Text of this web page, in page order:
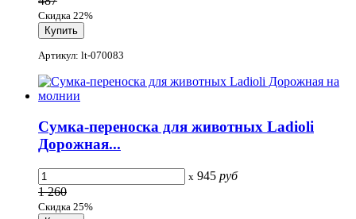
Скидка 22%
Артикул: lt-070083
Сумка-переноска для животных Ladioli
Дорожная...
x 945 руб
1 260
Скидка 25%